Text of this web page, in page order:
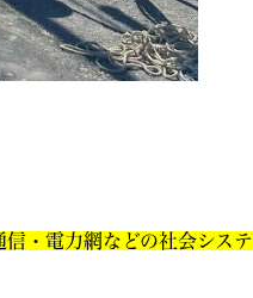
・電力網などの社会システ